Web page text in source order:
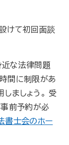
けて初回面談
近な法律問題
間に制限があ
ましょう。 受
前予約が必
書士会のホー